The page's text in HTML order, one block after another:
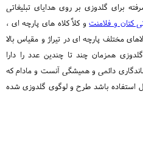
برای گلدوزی بر روی هدایای تبلیغاتی
کتان و فلامنتو کلاً کلاه های پارچه ای ،
مختلف پارچه ای در تیراژ و مقیاس بالا
همزمان چند تا چندین عدد را دارا
دائمی و همیشگی آنست و مادام که
استفاده باشد طرح و لوگوی گلدوزی شده